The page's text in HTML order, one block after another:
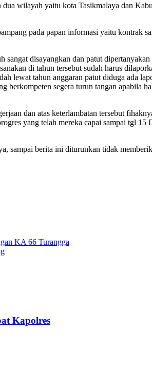
wilayah yaitu kota Tasikmalaya dan
pada papan informasi yaitu kontrak
disayangkan dan patut
di tahun tersebut sudah harus
lewat tahun anggaran patut diduga ada
berkompeten segera turun tangan apabila
dan atas keterlambatan tersebut
yang telah mereka capai sampai tgl 15
sampai berita ini diturunkan tidak
KA 66 Turangga
Kapolres